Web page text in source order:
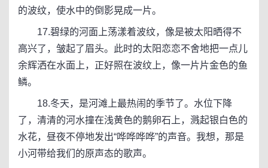
的波纹，使水中的倒影晃成一片。
17.碧绿的河面上荡漾着波纹，像是被太阳晒得不
高兴了，皱起了眉头。此时的太阳恋恋不舍地把一点儿
余辉洒在水面上，正好照在波纹上，像一片片金色的鱼
鳞。
18.冬天，是河滩上最热闹的季节了。水位下降
了，清清的河水撞在浅黄色的鹅卵石上，溅起银白色的
水花，昼夜不停地发出“哗哗哗哗”的声音。我想，那是
小河带给我们的原声态的歌声。